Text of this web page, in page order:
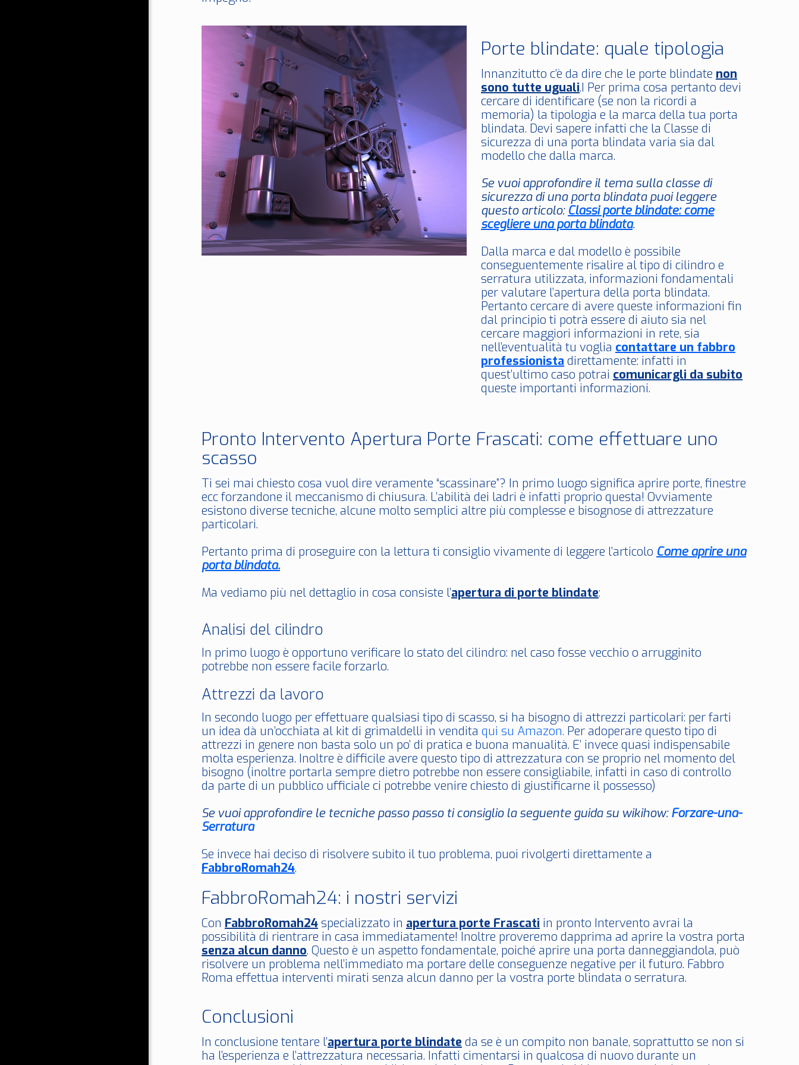
Porte blindate: quale tipologia
Innanzitutto c’è da dire che le porte blindate non
sono tutte uguali.I Per prima cosa pertanto devi
cercare di identificare (se non la ricordi a
memoria) la tipologia e la marca della tua porta
blindata. Devi sapere infatti che la Classe di
sicurezza di una porta blindata varia sia dal
modello che dalla marca.
Se vuoi approfondire il tema sulla classe di
sicurezza di una porta blindata puoi leggere
questo articolo: Classi porte blindate: come
scegliere una porta blindata.
Dalla marca e dal modello è possibile
conseguentemente risalire al tipo di cilindro e
serratura utilizzata, informazioni fondamentali
per valutare l’apertura della porta blindata.
Pertanto cercare di avere queste informazioni fin
dal principio ti potrà essere di aiuto sia nel
cercare maggiori informazioni in rete, sia
nell’eventualità tu voglia contattare un fabbro
professionista direttamente: infatti in
quest’ultimo caso potrai comunicargli da subito
queste importanti informazioni.
Pronto Intervento Apertura Porte Frascati: come effettuare uno
scasso
Ti sei mai chiesto cosa vuol dire veramente “scassinare”? In primo luogo significa aprire porte, finestre
ecc forzandone il meccanismo di chiusura. L’abilità dei ladri è infatti proprio questa! Ovviamente
esistono diverse tecniche, alcune molto semplici altre più complesse e bisognose di attrezzature
particolari.
Pertanto prima di proseguire con la lettura ti consiglio vivamente di leggere l’articolo Come aprire una
porta blindata.
Ma vediamo più nel dettaglio in cosa consiste l’apertura di porte blindate:
Analisi del cilindro
In primo luogo è opportuno verificare lo stato del cilindro: nel caso fosse vecchio o arrugginito
potrebbe non essere facile forzarlo.
Attrezzi da lavoro
In secondo luogo per effettuare qualsiasi tipo di scasso, si ha bisogno di attrezzi particolari: per farti
un idea dà un’occhiata al kit di grimaldelli in vendita qui su Amazon. Per adoperare questo tipo di
attrezzi in genere non basta solo un po’ di pratica e buona manualità. E’ invece quasi indispensabile
molta esperienza. Inoltre è difficile avere questo tipo di attrezzatura con se proprio nel momento del
bisogno (inoltre portarla sempre dietro potrebbe non essere consigliabile, infatti in caso di controllo
da parte di un pubblico ufficiale ci potrebbe venire chiesto di giustificarne il possesso)
Se vuoi approfondire le tecniche passo passo ti consiglio la seguente guida su wikihow:Forzare-una-
Serratura
Se invece hai deciso di risolvere subito il tuo problema, puoi rivolgerti direttamente a
FabbroRomah24.
FabbroRomah24: i nostri servizi
Con FabbroRomah24specializzato in apertura porte Frascati in pronto Intervento avrai la
possibilità di rientrare in casa immediatamente! Inoltre proveremo dapprima ad aprire la vostra porta
senza alcun danno. Questo è un aspetto fondamentale, poiché aprire una porta danneggiandola, può
risolvere un problema nell’immediato ma portare delle conseguenze negative per il futuro. Fabbro
Roma effettua interventi mirati senza alcun danno per la vostra porte blindata o serratura.
Conclusioni
In conclusione tentare l’apertura porte blindate da se è un compito non banale, soprattutto se non si
ha l’esperienza e l’attrezzatura necessaria. Infatti cimentarsi in qualcosa di nuovo durante un